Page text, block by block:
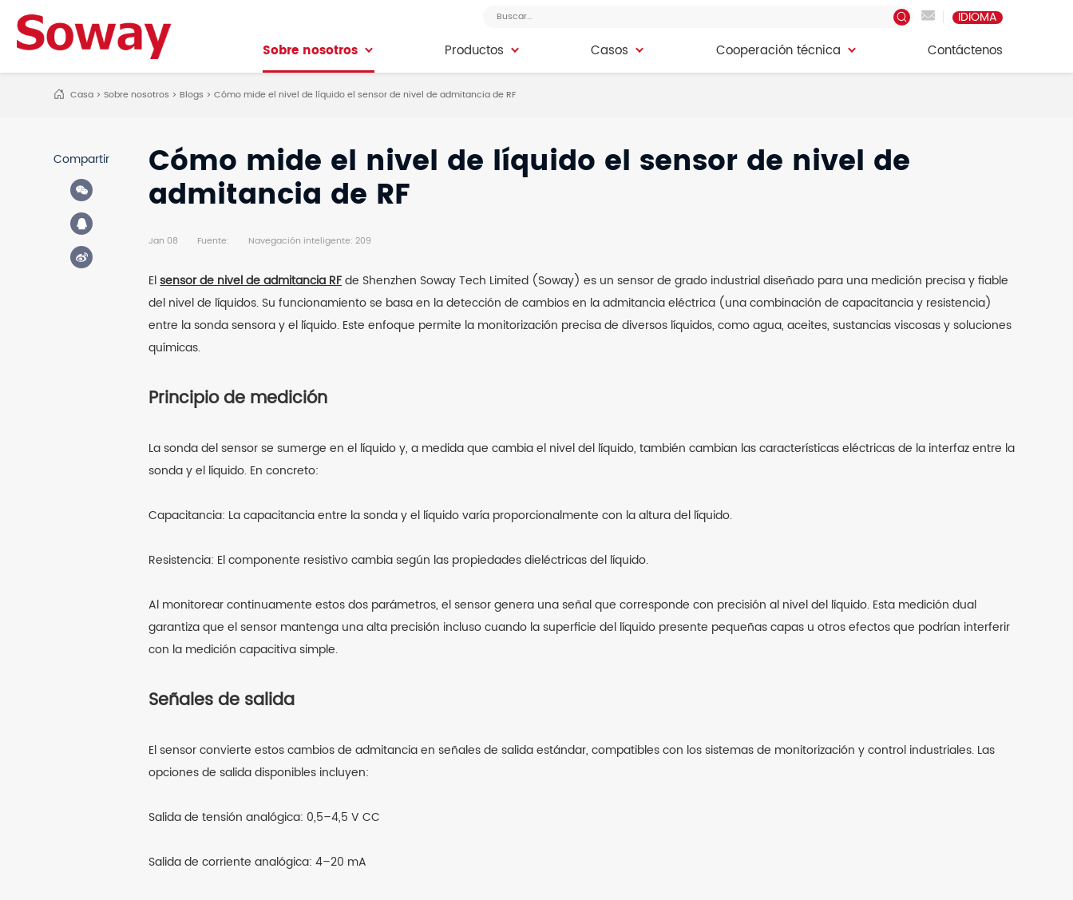
IDIOMA
Sobre nosotros
Productos
Casos
Cooperación técnica
Contáctenos
Casa> Sobre nosotros > Blogs > Cómo mide el nivel de líquido el sensor de nivel de admitancia de RF
Compartir Cómo mide el nivel de líquido el sensor de nivel de
admitancia de RF
Jan 08 Fuente: Navegación inteligente: 209
Elsensor de nivel de admitancia RFde Shenzhen Soway Tech Limited (Soway) es un sensor de grado industrial diseñado para una medición precisa y fiable
del nivel de líquidos. Su funcionamiento se basa en la detección de cambios en la admitancia eléctrica (una combinación de capacitancia y resistencia)
entre la sonda sensora y el líquido. Este enfoque permite la monitorización precisa de diversos líquidos, como agua, aceites, sustancias viscosas y soluciones
químicas.
Principio de medición
La sonda del sensor se sumerge en el líquido y, a medida que cambia el nivel del líquido, también cambian las características eléctricas de la interfaz entre la
sonda y el líquido. En concreto:
Capacitancia: La capacitancia entre la sonda y el líquido varía proporcionalmente con la altura del líquido.
Resistencia: El componente resistivo cambia según las propiedades dieléctricas del líquido.
Al monitorear continuamente estos dos parámetros, el sensor genera una señal que corresponde con precisión al nivel del líquido. Esta medición dual
garantiza que el sensor mantenga una alta precisión incluso cuando la superficie del líquido presente pequeñas capas u otros efectos que podrían interferir
con la medición capacitiva simple.
Señales de salida
El sensor convierte estos cambios de admitancia en señales de salida estándar, compatibles con los sistemas de monitorización y control industriales. Las
opciones de salida disponibles incluyen:
Salida de tensión analógica: 0,5–4,5 V CC
Salida de corriente analógica: 4–20 mA